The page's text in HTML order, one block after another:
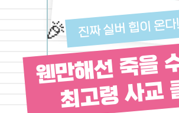
진짜 실버 힙이 온다!
웬만해선 죽을
최고령 사교
🎉